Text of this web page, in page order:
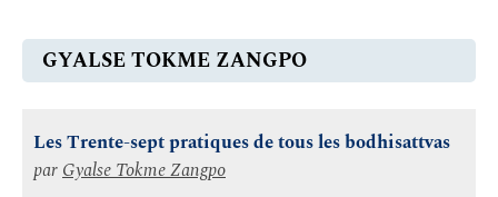
GYALSE TOKME ZANGPO
Les Trente-sept pratiques de tous les bodhisattvas
parGyalse Tokme Zangpo